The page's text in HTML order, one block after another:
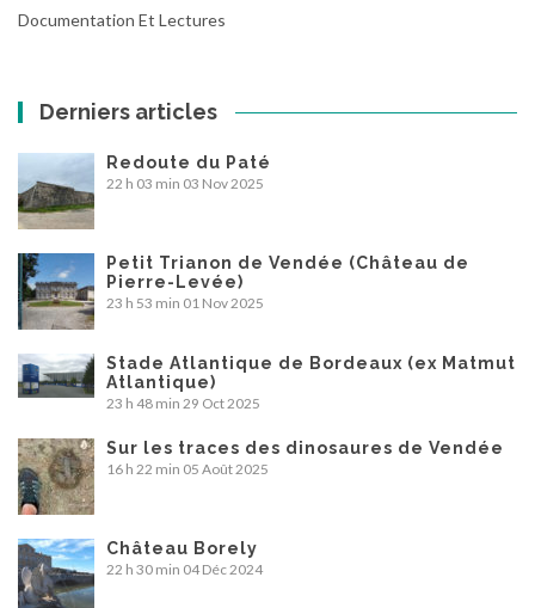
Documentation Et Lectures
Derniers articles
Redoute du Paté
22 h 03 min 03 Nov 2025
Petit Trianon de Vendée (Château de
Pierre-Levée)
23 h 53 min 01 Nov 2025
Stade Atlantique de Bordeaux (ex Matmut
Atlantique)
23 h 48 min 29 Oct 2025
Sur les traces des dinosaures de Vendée
16 h 22 min 05 Août 2025
Château Borely
22 h 30 min 04 Déc 2024